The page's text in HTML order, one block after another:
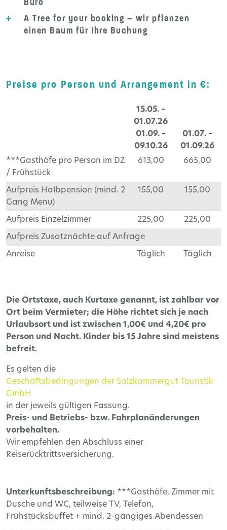
+
A Tree for your booking – wir pflanzen
einen Baum für Ihre Buchung
Preise pro Person und Arrangement in €:
15.05. –
01.07.26
01.09. –
09.10.26
01.07. –
01.09.26
***Gasthöfe pro Person im DZ
/ Frühstück
613,00 665,00
Aufpreis Halbpension (mind. 2
Gang Menu)
155,00 155,00
Aufpreis Einzelzimmer 225,00 225,00
Aufpreis Zusatznächte auf Anfrage
Anreise Täglich Täglich
Die Ortstaxe, auch Kurtaxe genannt, ist zahlbar vor
Ort beim Vermieter; die Höhe richtet sich je nach
Urlaubsort und ist zwischen 1,00€ und 4,20€ pro
Person und Nacht. Kinder bis 15 Jahre sind meistens
befreit.
Es gelten die
Geschäftsbedingungen der Salzkammergut Touristik
GmbH
in der jeweils gültigen Fassung.
Preis- und Betriebs- bzw. Fahrplanänderungen
vorbehalten.
Wir empfehlen den Abschluss einer
Reiserücktrittsversicherung.
Unterkunftsbeschreibung: ***Gasthöfe, Zimmer mit
Dusche und WC, teilweise TV, Telefon,
Frühstücksbuffet + mind. 2-gängiges Abendessen